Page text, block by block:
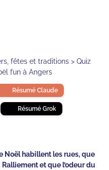
fêtes et traditions > Quiz
fun à Angers
Résumé Claude
Résumé Grok
Noël habillent les rues, que
et que l’odeur du